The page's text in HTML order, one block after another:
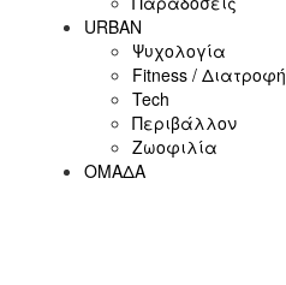
URBAN
Ψυχολογία
Fitness / Διατροφή
Tech
Περιβάλλον
Ζωοφιλία
ΟΜΑΔΑ